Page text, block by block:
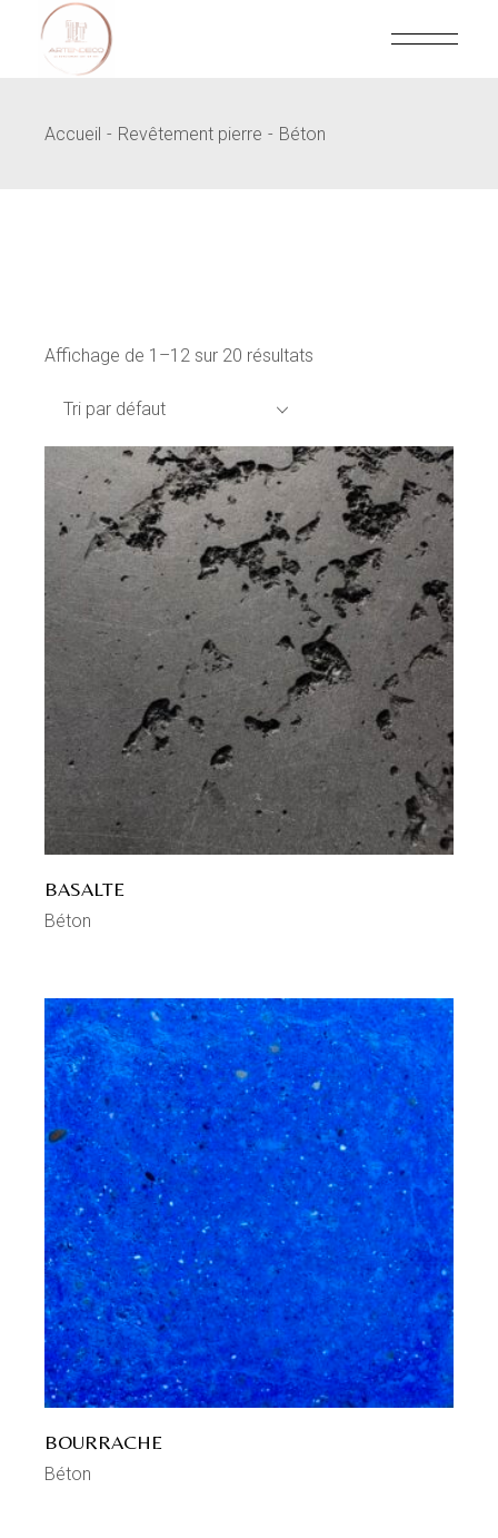
content
Accueil Revêtement pierre Béton
Affichage de 1–12 sur 20 résultats
Tri par défaut
BASALTE
Béton
BOURRACHE
Béton